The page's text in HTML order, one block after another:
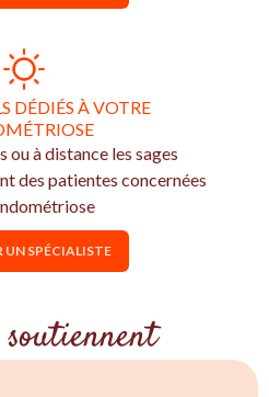
DÉDIÉS À VOTRE
ou à distance les sages
des patientes concernées
UN SPÉCIALISTE